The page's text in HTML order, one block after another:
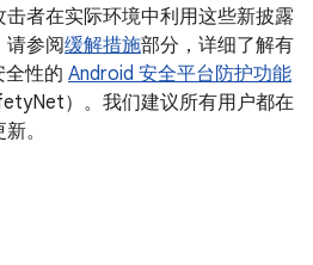
者在实际环境中利用这些新披露
请参阅缓解措施部分，详细了解有
全性的 Android 安全平台防护功能
）。我们建议所有用户都在
。